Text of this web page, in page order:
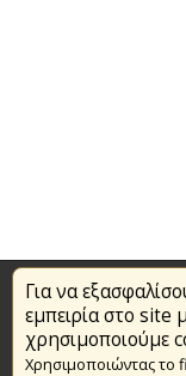
Για να
εμπειρία στο site
χρησιμοποιούμε
Χρησιμοποιώντας το
Επικαιρότητα
Το Πυροσβεστικό